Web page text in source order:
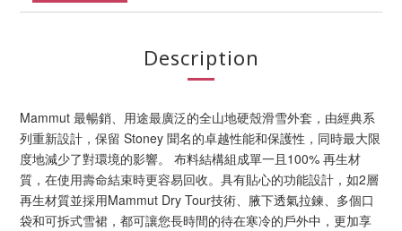
Description
Mammut 最暢銷、用途最廣泛的全山地硬殼滑雪外套，由經典系
列重新設計，保留 Stoney 聞名的卓越性能和保護性，同時最大限
度地減少了對環境的影響。 布料結構組成單一且100% 再生材
質，在使用壽命結束時更容易回收。具有貼心的功能設計，如2層
再生材質並採用Mammut Dry Tour技術、腋下透氣拉鍊、多個口
袋和可拆式雪裙，都可讓您長時間的待在寒冷的戶外中，更加享